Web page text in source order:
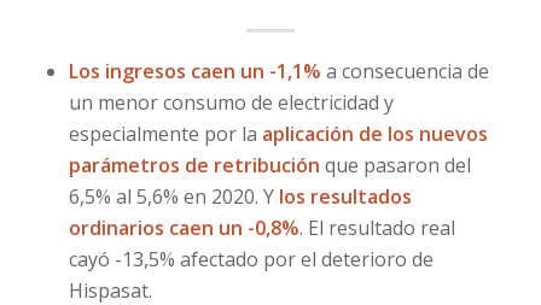
Los ingresos caen un -1,1% a consecuencia de
un menor consumo de electricidad y
especialmente por la aplicación de los nuevos
parámetros de retribución que pasaron del
6,5% al 5,6% en 2020. Y los resultados
ordinarios caen un -0,8%. El resultado real
cayó -13,5% afectado por el deterioro de
Hispasat.